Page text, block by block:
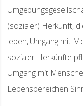
(sozialer) Herkunft,
leben, Umgang mit
sozialer Herkünfte
Umgang mit
Lebensbereichen